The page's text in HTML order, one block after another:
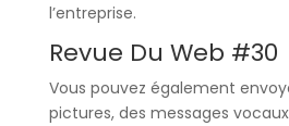
l’entreprise.
Revue Du Web #30
Vous pouvez également
pictures, des messages